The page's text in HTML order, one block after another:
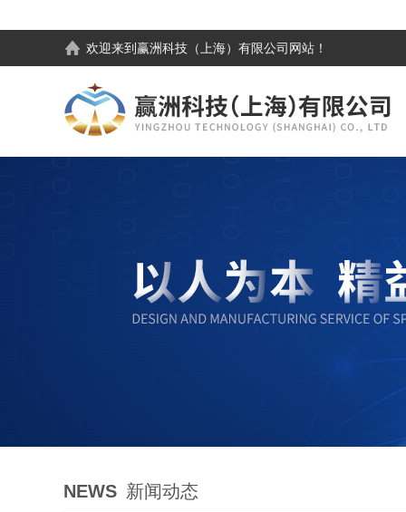
欢迎来到 赢洲科技（上海）有限公司 网站！
NEWS 新闻动态